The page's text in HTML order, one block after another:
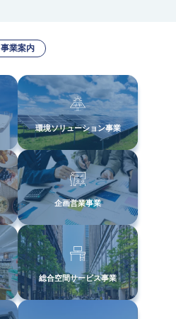
事業案内
環境ソリューション事業
企画営業事業
総合空間サービス事業